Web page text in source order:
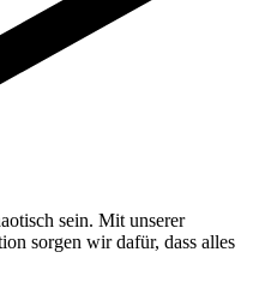
sein. Mit unserer
sorgen wir dafür, dass alles